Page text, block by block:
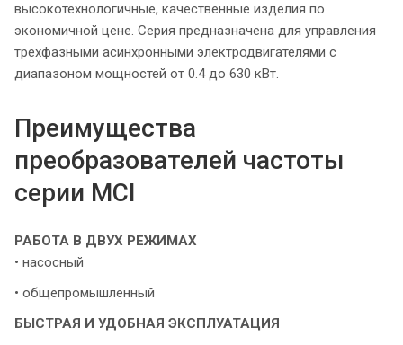
высокотехнологичные, качественные изделия по
экономичной цене. Серия предназначена для управления
трехфазными асинхронными электродвигателями с
диапазоном мощностей от 0.4 до 630 кВт.
Преимущества
преобразователей частоты
серии MCI
РАБОТА В ДВУХ РЕЖИМАХ
• насосный
• общепромышленный
БЫСТРАЯ И УДОБНАЯ ЭКСПЛУАТАЦИЯ